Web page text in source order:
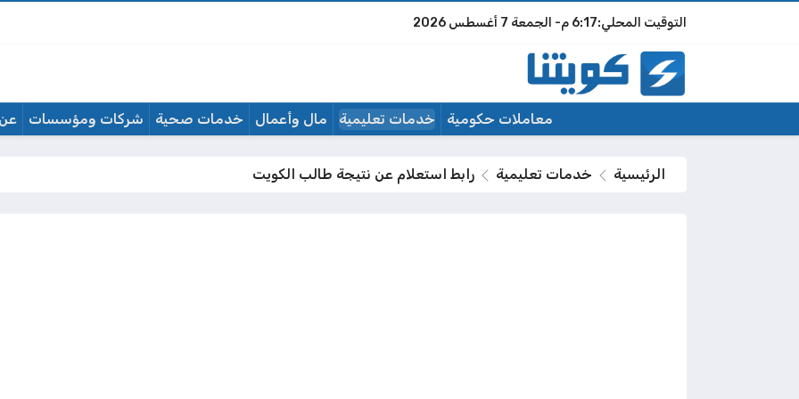
6:17 م الجمعة 7 أغسطس 2026
معاملات حكومية خدمات تعليمية مال وأعمال خدمات صحية شركات ومؤسسات
الرئيسية خدمات تعليمية رابط استعلام عن نتيجة طالب الكويت